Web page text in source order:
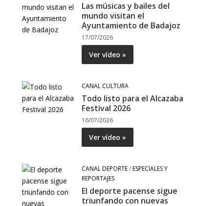
Las músicas y bailes del
mundo visitan el
Ayuntamiento de Badajoz
17/07/2026
Ver vídeo »
CANAL CULTURA
Todo listo para el Alcazaba
Festival 2026
16/07/2026
Ver vídeo »
CANAL DEPORTE/ESPECIALES Y
REPORTAJES
El deporte pacense sigue
triunfando con nuevas